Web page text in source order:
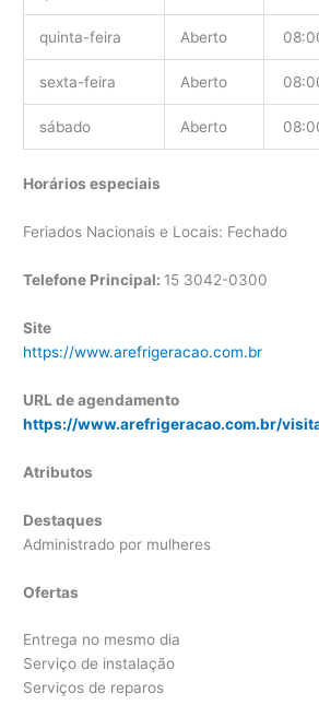
quinta-feira Aberto
sexta-feira Aberto
sábado Aberto
Horários especiais
Feriados Nacionais e Locais: Fechado
Telefone Principal: 15 3042-0300
Site
https://www.arefrigeracao.com.br
URL de agendamento
https://www.arefrigeracao.com.br/
Atributos
Destaques
Administrado por mulheres
Ofertas
Entrega no mesmo dia
Serviço de instalação
Serviços de reparos